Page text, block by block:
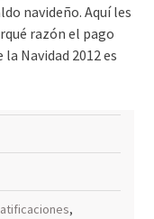
navideño. Aquí les
razón el pago
Navidad 2012 es
,